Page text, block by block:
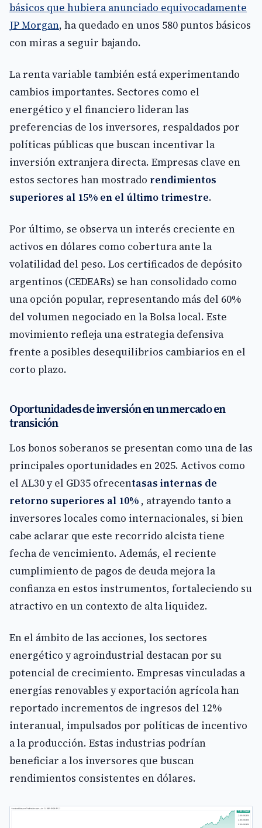
básicos que hubiera anunciado equivocadamente
JP Morgan, ha quedado en unos 580 puntos básicos
con miras a seguir bajando.
La renta variable también está experimentando
cambios importantes. Sectores como el
energético y el financiero lideran las
preferencias de los inversores, respaldados por
políticas públicas que buscan incentivar la
inversión extranjera directa. Empresas clave en
estos sectores han mostrado rendimientos
superiores al 15% en el último trimestre.
Por último, se observa un interés creciente en
activos en dólares como cobertura ante la
volatilidad del peso. Los certificados de depósito
argentinos (CEDEARs) se han consolidado como
una opción popular, representando más del 60%
del volumen negociado en la Bolsa local. Este
movimiento refleja una estrategia defensiva
frente a posibles desequilibrios cambiarios en el
corto plazo.
Oportunidades de inversión en un mercado en
transición
Los bonos soberanos se presentan como una de las
principales oportunidades en 2025. Activos como
el AL30 y el GD35 ofrecentasas internas de
retorno superiores al 10% , atrayendo tanto a
inversores locales como internacionales, si bien
cabe aclarar que este recorrido alcista tiene
fecha de vencimiento. Además, el reciente
cumplimiento de pagos de deuda mejora la
confianza en estos instrumentos, fortaleciendo su
atractivo en un contexto de alta liquidez.
En el ámbito de las acciones, los sectores
energético y agroindustrial destacan por su
potencial de crecimiento. Empresas vinculadas a
energías renovables y exportación agrícola han
reportado incrementos de ingresos del 12%
interanual, impulsados por políticas de incentivo
a la producción. Estas industrias podrían
beneficiar a los inversores que buscan
rendimientos consistentes en dólares.